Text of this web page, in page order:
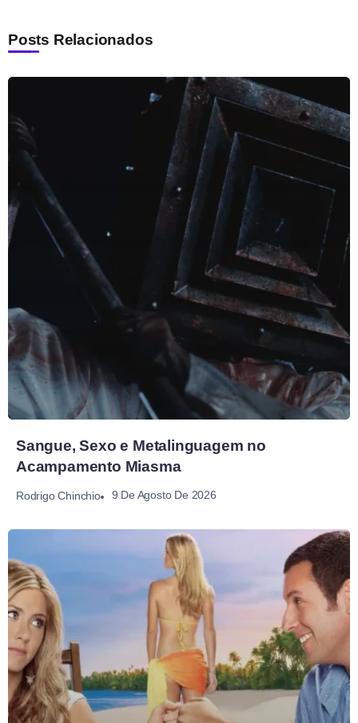
Posts Relacionados
Sangue, Sexo e Metalinguagem no
Acampamento Miasma
Rodrigo Chinchio 9 De Agosto De 2026